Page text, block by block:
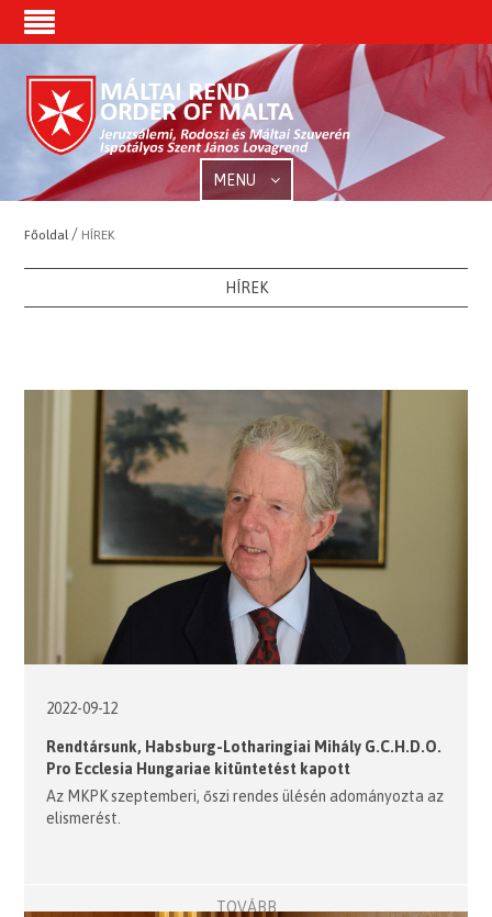
MENU
Főoldal / HÍREK
HÍREK
2022-09-12
Rendtársunk, Habsburg-Lotharingiai Mihály G.C.H.D.O.
Pro Ecclesia Hungariae kitüntetést kapott
Az MKPK szeptemberi, őszi rendes ülésén adományozta az
elismerést.
TOVÁBB